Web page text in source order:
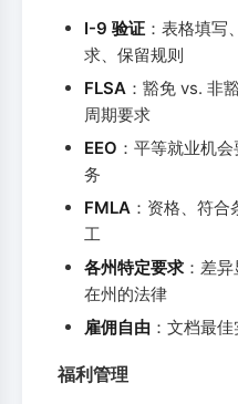
I-9 验证 ：表格填写
求、保留规则
FLSA ：豁免 vs. 非
周期要求
EEO ：平等就业机
务
FMLA ：资格、符
工
各州特定要求：差
在州的法律
雇佣自由 ：文档最
福利管理